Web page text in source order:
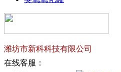
潍坊市新科科技有限公司
在线客服：